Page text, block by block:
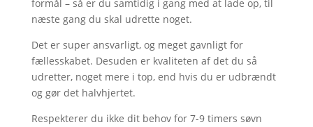
formål – så er du samtidig i gang med at lade op, til
næste gang du skal udrette noget.
Det er super ansvarligt, og meget gavnligt for
fællesskabet. Desuden er kvaliteten af det du så
udretter, noget mere i top, end hvis du er udbrændt
og gør det halvhjertet.
Respekterer du ikke dit behov for 7-9 timers søvn